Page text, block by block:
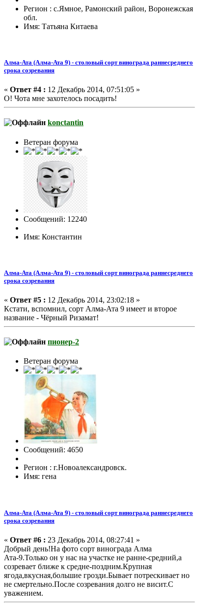
Регион : с.Ямное, Рамонский район, Воронежская
обл.
Имя: Татьяна Китаева
Алма-Ата (Алма-Ата 9) - столовый сорт винограда раннесреднего
срока созревания
« Ответ #4 : 12 Декабрь 2014, 07:51:05 »
О! Чота мне захотелось посадить!
konctantin
Ветеран форума
Сообщений: 12240
Имя: Константин
Алма-Ата (Алма-Ата 9) - столовый сорт винограда раннесреднего
срока созревания
« Ответ #5 : 12 Декабрь 2014, 23:02:18 »
Кстати, вспомнил, сорт Алма-Ата 9 имеет и второе
название - Чёрный Ризамат!
пионер-2
Ветеран форума
Сообщений: 4650
Регион : г.Новоалександровск.
Имя: гена
Алма-Ата (Алма-Ата 9) - столовый сорт винограда раннесреднего
срока созревания
« Ответ #6 : 23 Декабрь 2014, 08:27:41 »
Добрый день!На фото сорт винограда Алма
Ата-9.Только он у нас на участке не ранне-средний,а
созревает ближе к средне-поздним.Крупная
ягода,вкусная,большие грозди.Бывает потрескивает но
не смертельно.После созревания долго не висит.С
уважением.